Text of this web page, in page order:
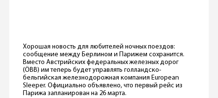
Хорошая новость для любителей ночных поездов:
сообщение между Берлином и Парижем сохранится.
Вместо Австрийских федеральных железных дорог
(ÖBB) им теперь будет управлять голландско-
бельгийская железнодорожная компания European
Sleeper. Официально объявлено, что первый рейс из
Парижа запланирован на 26 марта.